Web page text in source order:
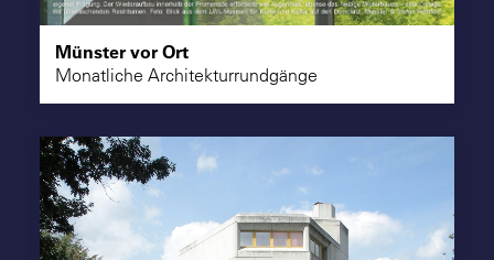
Münster vor Ort
Monatliche Architekturrundgänge